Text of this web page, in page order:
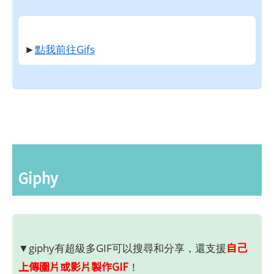
►點我前往Gifs
Giphy
▼giphy有超級多GIF可以搜尋和分享，還支援自己
上傳圖片或影片製作GIF ！